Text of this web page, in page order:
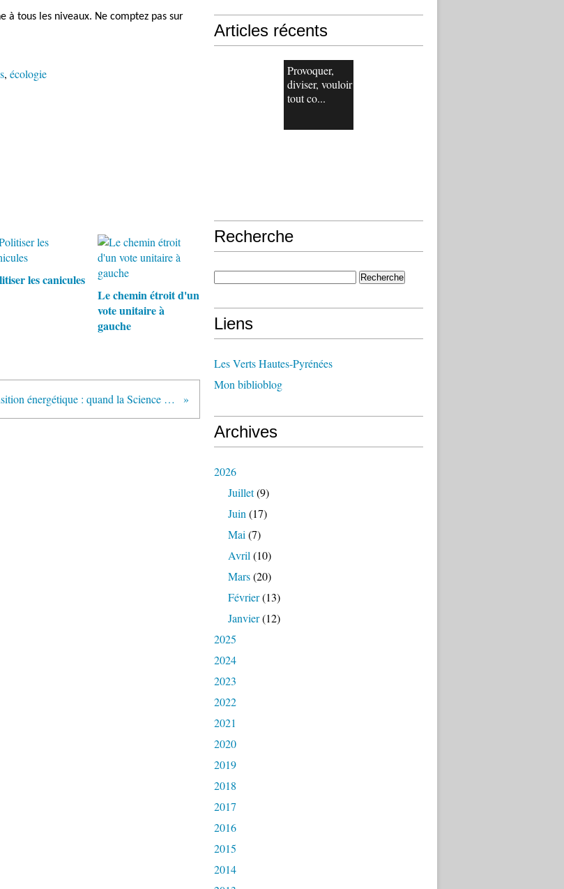
à tous les niveaux. Ne comptez pas sur
, écologie
les canicules
Le chemin étroit d'un
vote unitaire à
gauche
Transition énergétique : quand la Science est prise en défaut
Articles récents
Provoquer,
diviser, vouloir
tout co...
Recherche
Liens
Les Verts Hautes-Pyrénées
Mon biblioblog
Archives
2026
Juillet(9)
Juin (17)
Mai (7)
Avril (10)
Mars(20)
Février(13)
Janvier(12)
2025
2024
2023
2022
2021
2020
2019
2018
2017
2016
2015
2014